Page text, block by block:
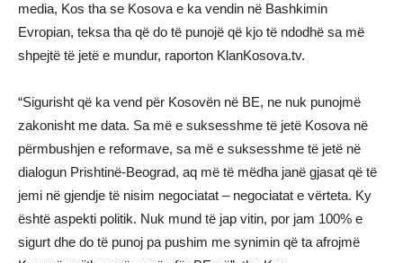
media, Kos tha se Kosova e ka vendin në Bashkimin
Evropian, teksa tha që do të punojë që kjo të ndodhë sa më
shpejtë të jetë e mundur, raporton KlanKosova.tv.
“Sigurisht që ka vend për Kosovën në BE, ne nuk punojmë
zakonisht me data. Sa më e suksesshme të jetë Kosova në
përmbushjen e reformave, sa më e suksesshme të jetë në
dialogun Prishtinë-Beograd, aq më të mëdha janë gjasat që të
jemi në gjendje të nisim negociatat – negociatat e vërteta. Ky
është aspekti politik. Nuk mund të jap vitin, por jam 100% e
sigurt dhe do të punoj pa pushim me synimin që ta afrojmë